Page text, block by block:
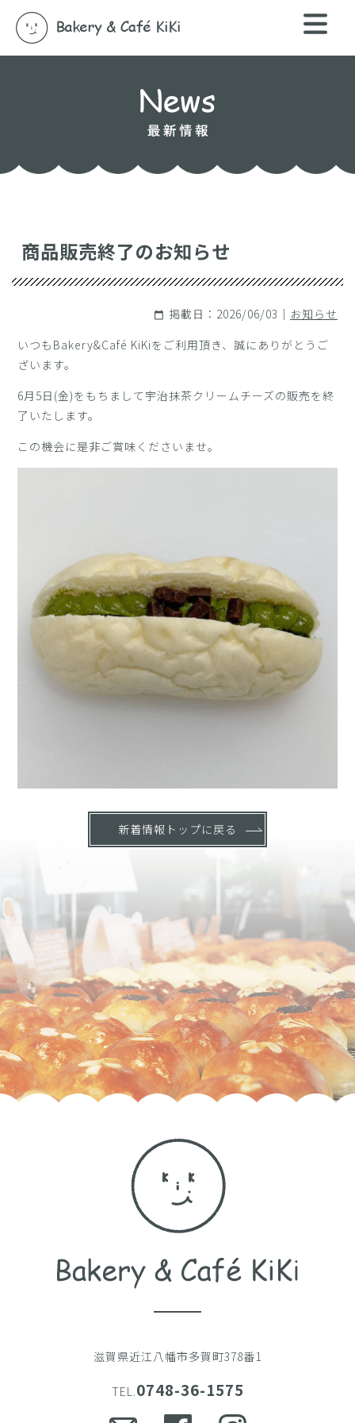
商品販売終了のお知らせ
calendar_today 掲載日：2026/06/03｜ お知らせ
いつもBakery&Café KiKiをご利用頂き、誠にありがとうご
ざいます。
6月5日(金)をもちまして宇治抹茶クリームチーズの販売を終
了いたします。
この機会に是非ご賞味くださいませ。
新着情報トップに戻る
滋賀県近江八幡市多賀町378番1
TEL.0748-36-1575